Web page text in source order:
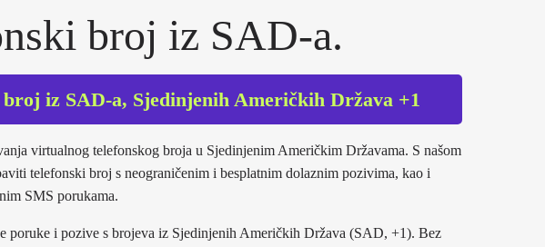
broj iz SAD-a.
iz SAD-a, Sjedinjenih Američkih Država +1
virtualnog telefonskog broja u Sjedinjenim Američkim Državama. S našom
telefonski broj s neograničenim i besplatnim dolaznim pozivima, kao i
SMS porukama.
poruke i pozive s brojeva iz Sjedinjenih Američkih Država (SAD, +1). Bez